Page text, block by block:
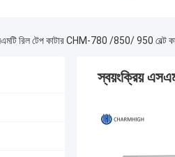
রিল টেপ কাটার CHM-780 /850/ 950 বেল্ট
স্বয়ংক্রিয়